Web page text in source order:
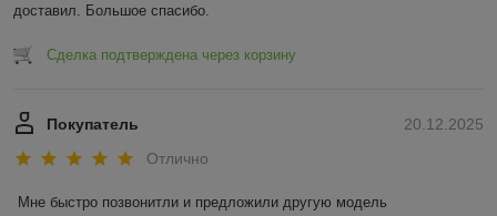
доставил. Большое спасибо.
Сделка подтверждена через корзину
20.12.2025
Покупатель
Отлично
Мне быстро позвонитли и предложили другую модель